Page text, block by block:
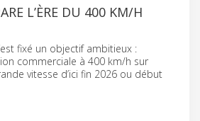
L’ÈRE DU 400 KM/H
fixé un objectif ambitieux :
commerciale à 400 km/h sur
vitesse d’ici fin 2026 ou début